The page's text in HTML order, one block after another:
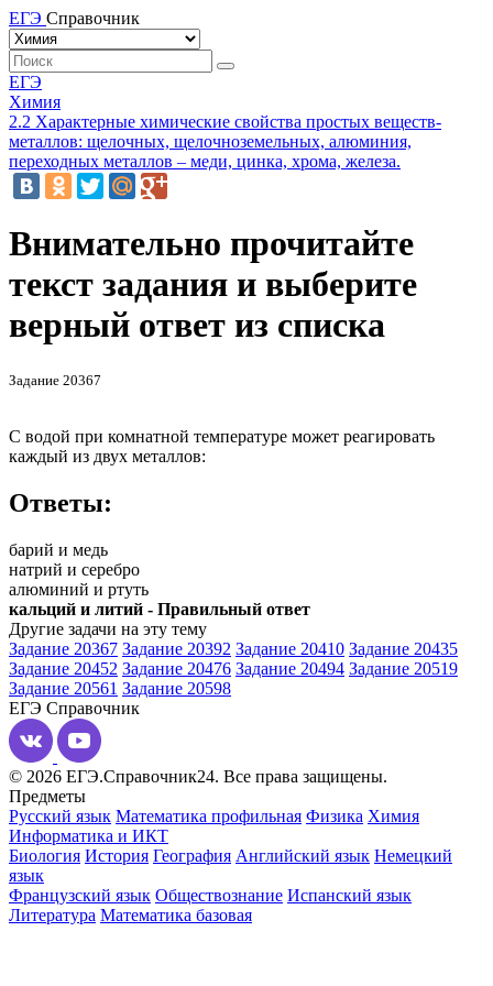
ЕГЭ Справочник
ЕГЭ
Химия
2.2 Характерные химические свойства простых веществ-
металлов: щелочных, щелочноземельных, алюминия,
переходных металлов – меди, цинка, хрома, железа.
Внимательно прочитайте
текст задания и выберите
верный ответ из списка
Задание 20367
С водой при комнатной температуре может реагировать
каждый из двух металлов:
Ответы:
барий и медь
натрий и серебро
алюминий и ртуть
кальций и литий - Правильный ответ
Другие задачи на эту тему
Задание 20367 Задание 20392 Задание 20410 Задание 20435
Задание 20452 Задание 20476 Задание 20494 Задание 20519
Задание 20561 Задание 20598
ЕГЭ Справочник
© 2026 ЕГЭ.Справочник24. Все права защищены.
Предметы
Русский язык Математика профильная Физика Химия
Информатика и ИКТ
Биология История География Английский язык Немецкий
язык
Французский язык Обществознание Испанский язык
Литература Математика базовая